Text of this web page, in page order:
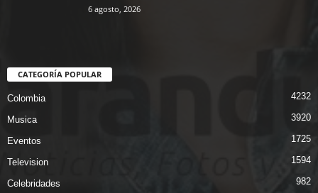
6 agosto, 2026
CATEGORÍA POPULAR
Colombia 4232
Musica 3920
Eventos 1725
Television 1594
Celebridades 982